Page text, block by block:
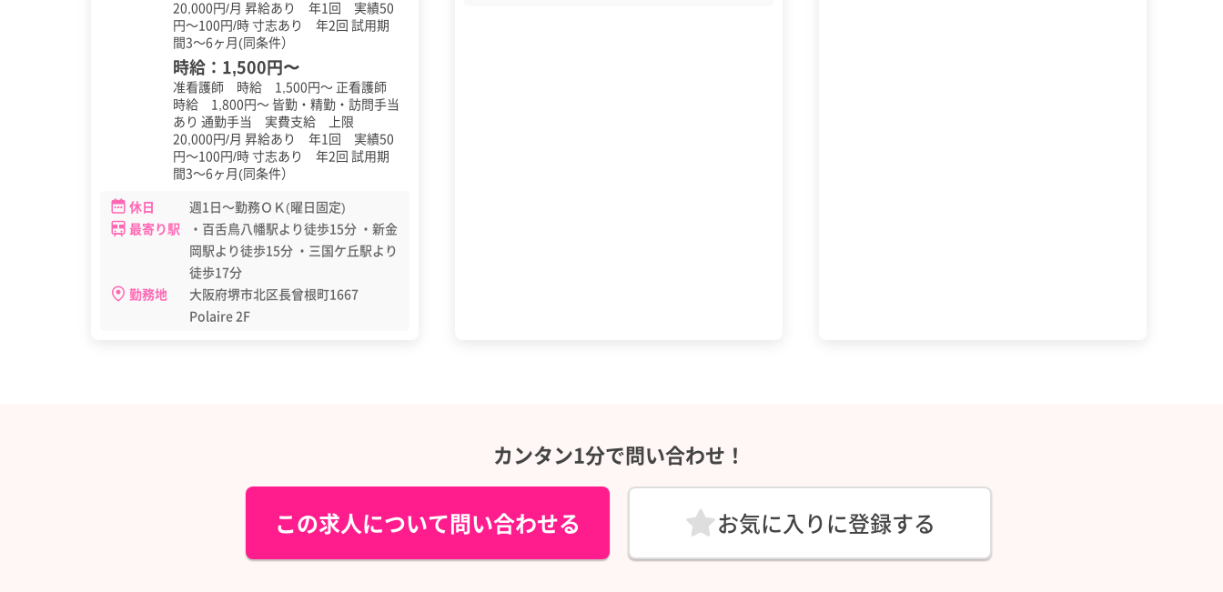
20,000円/月 昇給あり 年1回 実績50
円～100円/時 寸志あり 年2回 試用期
間3～6ヶ月(同条件）
時給： 1,500円〜
准看護師 時給 1,500円～ 正看護師
時給 1,800円～ 皆勤・精勤・訪問手当
あり 通勤手当 実費支給 上限
20,000円/月 昇給あり 年1回 実績50
円～100円/時 寸志あり 年2回 試用期
間3～6ヶ月(同条件）
休日
週1日～勤務ＯＫ(曜日固定)
最寄り駅
・百舌鳥八幡駅より徒歩15分 ・新金
岡駅より徒歩15分 ・三国ケ丘駅より
徒歩17分
勤務地
大阪府堺市北区長曾根町1667
Polaire 2F
カンタン1分で問い合わせ！
この求人について問い合わせる お気に入りに登録する